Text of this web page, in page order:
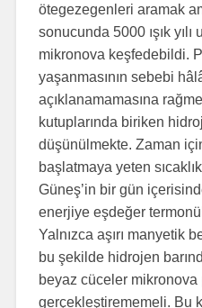
ötegezegenleri aramak
sonucunda 5000 ışık
mikronova keşfedebildi.
yaşanmasının sebebi
açıklanamamasına
kutuplarında biriken
düşünülmekte. Zaman
başlatmaya yeten
Güneş’in bir gün
enerjiye eşdeğer
Yalnızca aşırı manyetik
bu şekilde hidrojen
beyaz cüceler mikronova
gerçekleştirememeli. Bu